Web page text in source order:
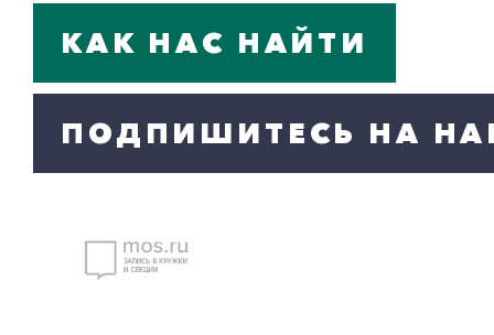
КАК НАС НАЙТИ
ПОДПИШИТЕСЬ НА